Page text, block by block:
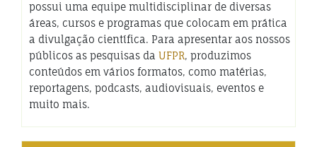
possui uma equipe multidisciplinar de diversas
áreas, cursos e programas que colocam em prática
a divulgação científica. Para apresentar aos nossos
públicos as pesquisas da UFPR, produzimos
conteúdos em vários formatos, como matérias,
reportagens, podcasts, audiovisuais, eventos e
muito mais.